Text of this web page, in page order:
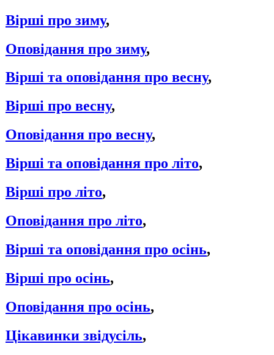
Вірші про зиму,
Оповідання про зиму,
Вірші та оповідання про весну,
Вірші про весну,
Оповідання про весну,
Вірші та оповідання про літо,
Вірші про літо,
Оповідання про літо,
Вірші та оповідання про осінь,
Вірші про осінь,
Оповідання про осінь,
Цікавинки звідусіль,